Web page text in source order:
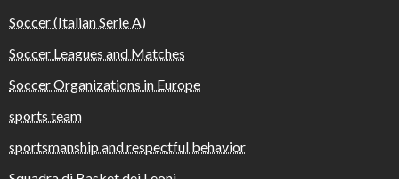
Soccer (Italian Serie A)
Soccer Leagues and Matches
Soccer Organizations in Europe
sports team
sportsmanship and respectful behavior